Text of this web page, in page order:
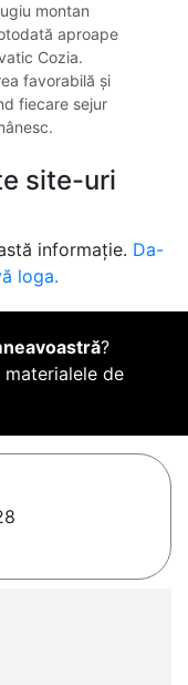
montan
aproape
Cozia.
favorabilă și
fiecare sejur
site-uri
informație. Da-
loga.
?
de